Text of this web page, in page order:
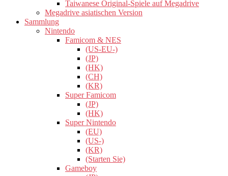
Taiwanese Original-Spiele auf Megadrive
Megadrive asiatischen Version
Sammlung
Nintendo
Famicom & NES
(US-EU-)
(JP)
(HK)
(CH)
(KR)
Super Famicom
(JP)
(HK)
Super Nintendo
(EU)
(US-)
(KR)
(Starten Sie)
Gameboy